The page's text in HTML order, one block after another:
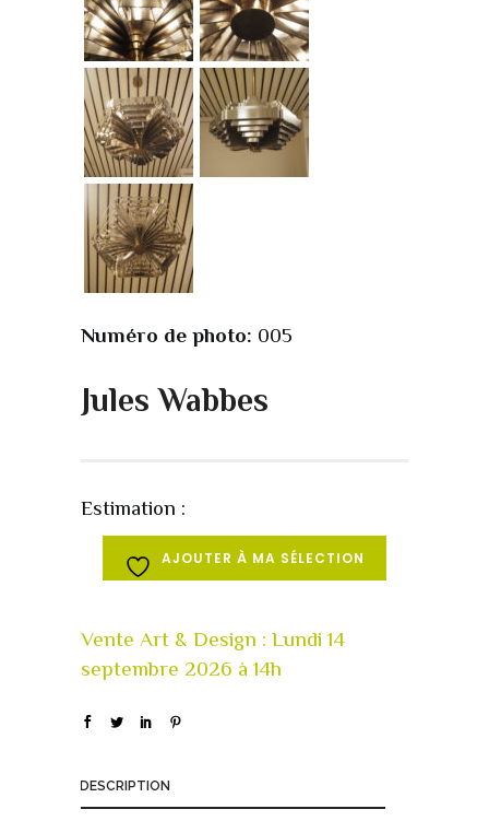
Numéro de photo: 005
Jules Wabbes
Estimation :
AJOUTER À MA SÉLECTION
DESCRIPTION